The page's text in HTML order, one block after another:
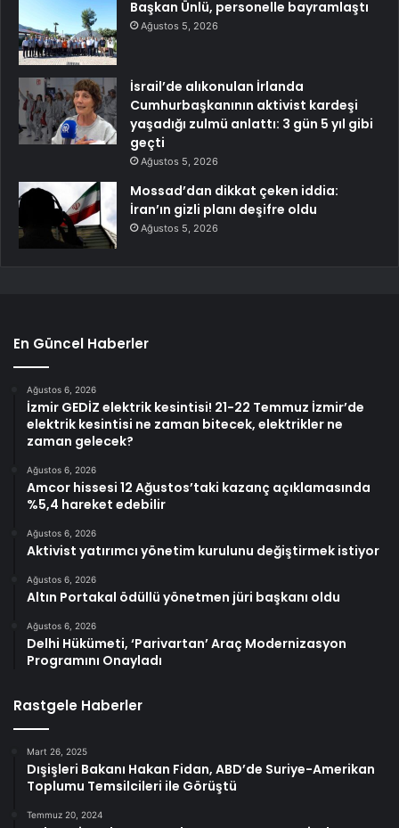
Başkan Ünlü, personelle bayramlaştı
Ağustos 5, 2026
İsrail’de alıkonulan İrlanda
Cumhurbaşkanının aktivist kardeşi
yaşadığı zulmü anlattı: 3 gün 5 yıl gibi
geçti
Ağustos 5, 2026
Mossad’dan dikkat çeken iddia:
İran’ın gizli planı deşifre oldu
Ağustos 5, 2026
En Güncel Haberler
Ağustos 6, 2026
İzmir GEDİZ elektrik kesintisi! 21-22 Temmuz İzmir’de
elektrik kesintisi ne zaman bitecek, elektrikler ne
zaman gelecek?
Ağustos 6, 2026
Amcor hissesi 12 Ağustos’taki kazanç açıklamasında
%5,4 hareket edebilir
Ağustos 6, 2026
Aktivist yatırımcı yönetim kurulunu değiştirmek istiyor
Ağustos 6, 2026
Altın Portakal ödüllü yönetmen jüri başkanı oldu
Ağustos 6, 2026
Delhi Hükümeti, ‘Parivartan’ Araç Modernizasyon
Programını Onayladı
Rastgele Haberler
Mart 26, 2025
Dışişleri Bakanı Hakan Fidan, ABD’de Suriye-Amerikan
Toplumu Temsilcileri ile Görüştü
Temmuz 20, 2024